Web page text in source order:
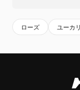
ローズ ユーカリ